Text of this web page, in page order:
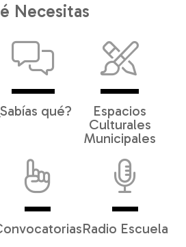
Necesitas
qué?
Espacios
Culturales
Municipales
Radio Escuela